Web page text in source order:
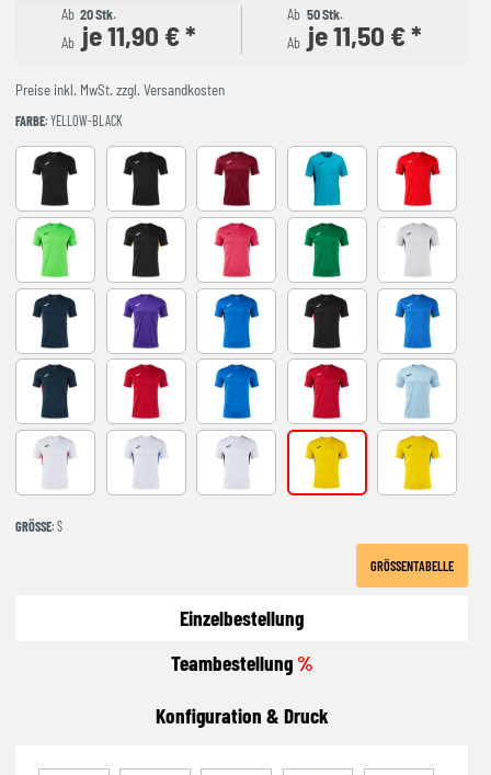
Ab 20 Stk.
Ab je 11,90 € *
Ab 50 Stk.
Ab je 11,50 € *
Preise inkl. MwSt. zzgl. Versandkosten
FARBE: YELLOW-BLACK
BLACK-ANTHRACITEBLACK-WHITE BURGUNDY FLUOR TURQUOISE RED-NAVY
VERDE FLUOR-NEGROBLACK-YELLOW FUCHSIA-BLACK GREEN
NAVY-GREY VIOLETA-BLANCO ROYAL-BLACK BLACK-RED ROYAL-
NAVY-RED RED-WHITE ROYAL-WHITE RED-BLACK
WHITE-ROYAL WHITE-BLACK YELLOW-BLACK YELLOW-
GRÖSSE : S
GRÖSSENTABELLE
Einzelbestellung
Teambestellung%
Konfiguration & Druck